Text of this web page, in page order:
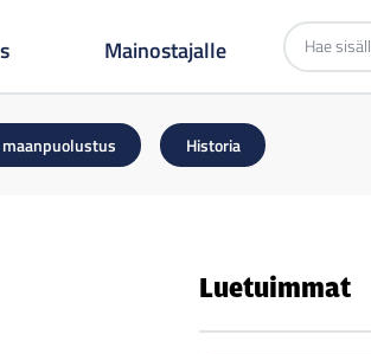
Mainostajalle
Etsi
sivustolta
Historia
Luetuimmat